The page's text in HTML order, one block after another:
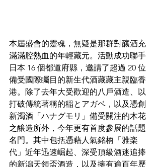
本屆盛會的靈魂，無疑是那群對釀酒充
滿滿腔熱血的年輕藏元。活動成功聯手
日本 16 個都道府縣，邀請了超過 20 位
備受國際矚目的新生代酒藏藏主親臨香
港。除了去年大受歡迎的八戶酒造、以
打破傳統著稱的稲とアガベ，以及憑創
新濁酒「ハナグモリ」備受關注的木花
之醸造所外，今年更有首度參展的話題
名門。其中包括憑藉人氣銘柄「雅楽
代」近年迅速崛起、深受頂級酒迷追捧
的新潟天領盃酒造，以及擁有逾百年歷